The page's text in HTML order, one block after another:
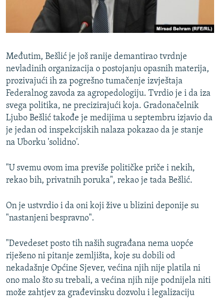
Međutim, Bešlić je još ranije demantirao tvrdnje
nevladinih organizacija o postojanju opasnih materija,
prozivajući ih za pogrešno tumačenje izvještaja
Federalnog zavoda za agropedologiju. Tvrdio je i da iza
svega politika, ne precizirajući koja. Gradonačelnik
Ljubo Bešlić takođe je medijima u septembru izjavio da
je jedan od inspekcijskih nalaza pokazao da je stanje
na Uborku 'solidno'.
"U svemu ovom ima previše političke priče i nekih,
rekao bih, privatnih poruka", rekao je tada Bešlić.
On je ustvrdio i da oni koji žive u blizini deponije su
"nastanjeni bespravno".
"Devedeset posto tih naših sugrađana nema uopće
riješeno ni pitanje zemljišta, koje su dobili od
nekadašnje Općine Sjever, većina njih nije platila ni
ono malo što su trebali, a većina njih nije podnijela niti
može zahtjev za građevinsku dozvolu i legalizaciju